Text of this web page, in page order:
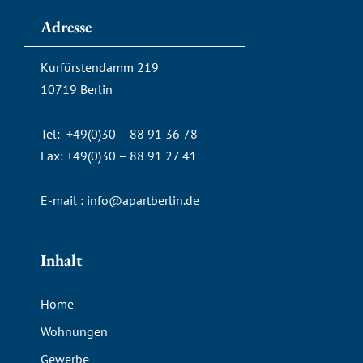
l
o
p
e
-
a
l
Adresse
Kurfürstendamm 219
10719 Berlin
Tel: +49(0)30 – 88 91 36 78
Fax: +49(0)30 – 88 91 27 41
E-mail : info@apartberlin.de
Inhalt
Home
Wohnungen
Gewerbe